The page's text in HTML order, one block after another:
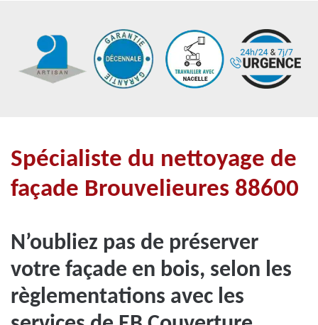
Spécialiste du nettoyage de
façade Brouvelieures 88600
N’oubliez pas de préserver
votre façade en bois, selon les
règlementations avec les